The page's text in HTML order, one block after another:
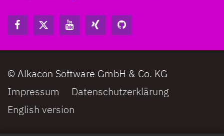
© Alkacon Software GmbH & Co. KG
Impressum
Datenschutzerklärung
English version